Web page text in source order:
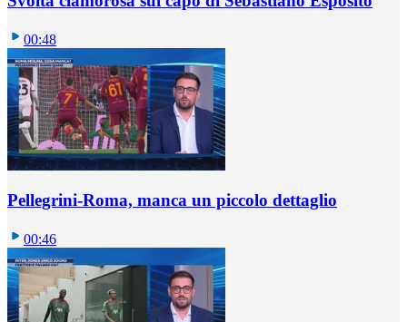
00:48
Pellegrini-Roma, manca un piccolo dettaglio
00:46